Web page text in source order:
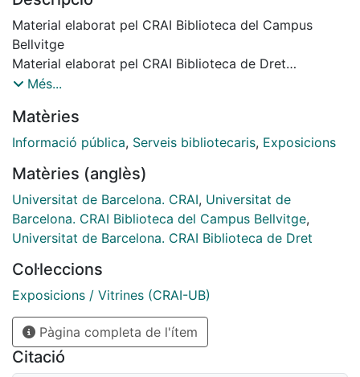
fotogràfica evidencia, entre altres, la quantitat i
varietat de deixalles que es poden arribar a acumular a
la biblioteca en el període d’una setmana qualsevol.
Seguint les passes dels companys del CRAI Biblioteca
l’exposició Si taca no toca que podeu visitar a la
planta 0 del CRAI Biblioteca fins el 31 de juliol. La
adequat de les nostres instal·lacions, equipament i fons
bibliogràfic, així com garantir el coneixement de la
normativa sobre menjar i beure dins els nostres espais.
Material elaborat pel CRAI Biblioteca del Campus
Bellvitge
Material elaborat pel CRAI Biblioteca de Dret
Exposició Virtual Abril 2017
Més...
Matèries
Informació pública, Serveis bibliotecaris, Exposicions
Matèries (anglès)
Universitat de Barcelona. CRAI, Universitat de
Barcelona. CRAI Biblioteca del Campus Bellvitge,
Universitat de Barcelona. CRAI Biblioteca de Dret
Col·leccions
Exposicions / Vitrines (CRAI-UB)
Pàgina completa de l'ítem
Citació